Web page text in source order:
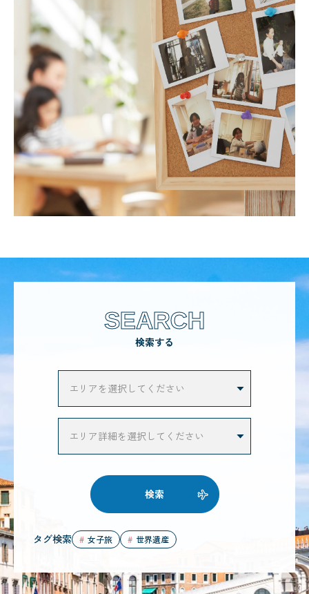
SEARCH
検索する
検索
タグ検索 女子旅 世界遺産